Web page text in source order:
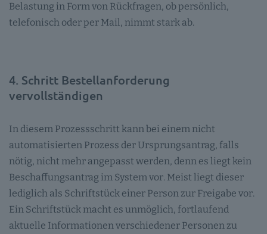
Belastung in Form von Rückfragen, ob persönlich,
telefonisch oder per Mail, nimmt stark ab.
4. Schritt Bestellanforderung
vervollständigen
In diesem Prozessschritt kann bei einem nicht
automatisierten Prozess der Ursprungsantrag, falls
nötig, nicht mehr angepasst werden, denn es liegt kein
Beschaffungsantrag im System vor. Meist liegt dieser
lediglich als Schriftstück einer Person zur Freigabe vor.
Ein Schriftstück macht es unmöglich, fortlaufend
aktuelle Informationen verschiedener Personen zu